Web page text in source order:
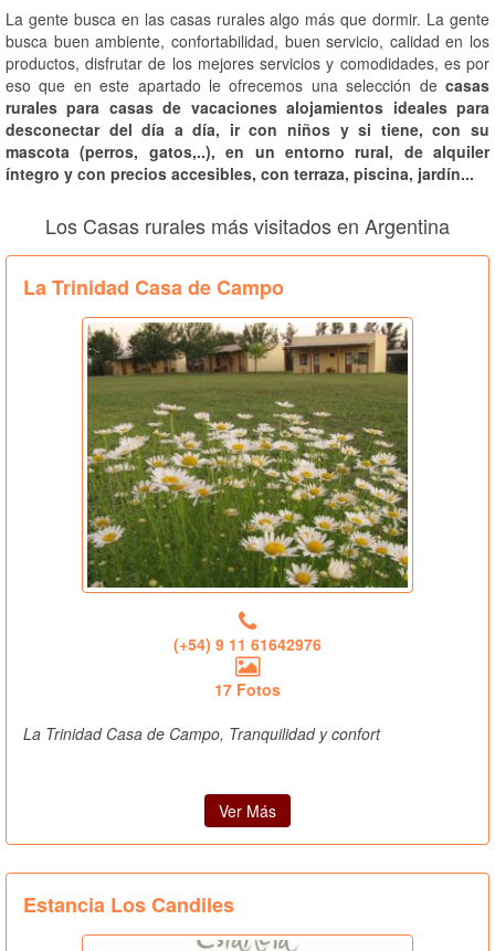
La gente busca en las casas rurales algo más que dormir. La gente
busca buen ambiente, confortabilidad, buen servicio, calidad en los
productos, disfrutar de los mejores servicios y comodidades, es por
eso que en este apartado le ofrecemos una selección de casas
rurales para casas de vacaciones alojamientos ideales para
desconectar del día a día, ir con niños y si tiene, con su
mascota (perros, gatos,..), en un entorno rural, de alquiler
íntegro y con precios accesibles, con terraza, piscina, jardín...
Los Casas rurales más visitados en Argentina
La Trinidad Casa de Campo
(+54) 9 11 61642976
17 Fotos
La Trinidad Casa de Campo, Tranquilidad y confort
Ver Más
Estancia Los Candiles